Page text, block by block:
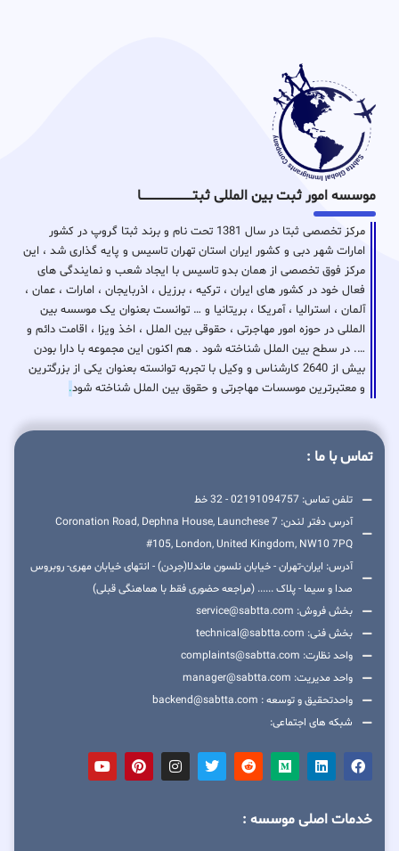
موسسه امور ثبت بین المللی ثبتـــــــــــــــــــــــــــــا
مرکز تخصصی ثبتا در سال 1381 تحت نام و برند ثبتا گروپ در کشور
امارات شهر دبی و کشور ایران استان تهران تاسیس و پایه گذاری شد ، این
مرکز فوق تخصصی از همان بدو تاسیس با ایجاد شعب و نمایندگی های
فعال خود در کشور های ایران ، ترکیه ، برزیل ، اذربایجان ، امارات ، عمان ،
آلمان ، استرالیا ، آمریکا ، بریتانیا و … توانست بعنوان یک موسسه بین
المللی در حوزه امور مهاجرتی ، حقوقی بین الملل ، اخذ ویزا ، اقامت دائم و
…. در سطح بین الملل شناخته شود . هم اکنون این مجموعه با دارا بودن
بیش از 2640 کارشناس و وکیل با تجربه توانسته بعنوان یکی از بزرگترین
و معتبرترین موسسات مهاجرتی و حقوق بین الملل شناخته شود.
تماس با ما :
تلفن تماس: 02191094757 - 32 خط
آدرس دفتر لندن: 7 Coronation Road, Dephna House, Launchese
#105, London, United Kingdom, NW10 7PQ
آدرس: ایران-تهران - خیابان نلسون ماندلا(جردن) - انتهای خیابان مهری- روبروس
صدا و سیما - پلاک ...... (مراجعه حضوری فقط با هماهنگی قبلی)
بخش فروش: service@sabtta.com
بخش فنی: technical@sabtta.com
واحد نظارت: complaints@sabtta.com
واحد مدیریت: manager@sabtta.com
واحدتحقیق و توسعه : backend@sabtta.com
شبکه های اجتماعی:
خدمات اصلی موسسه :